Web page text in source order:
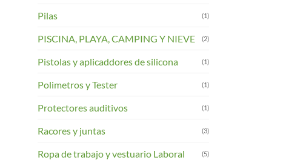
Pilas (1)
PISCINA, PLAYA, CAMPING Y NIEVE (2)
Pistolas y aplicaddores de silicona (1)
Polimetros y Tester (1)
Protectores auditivos (1)
Racores y juntas (3)
Ropa de trabajo y vestuario Laboral (5)